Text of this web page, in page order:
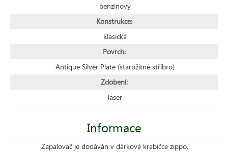
benzínový
Konstrukce:
klasická
Povrch:
Antique Silver Plate (starožitné stříbro)
Zdobení:
laser
Informace
Zapalovač je dodáván v dárkové krabičce zippo.